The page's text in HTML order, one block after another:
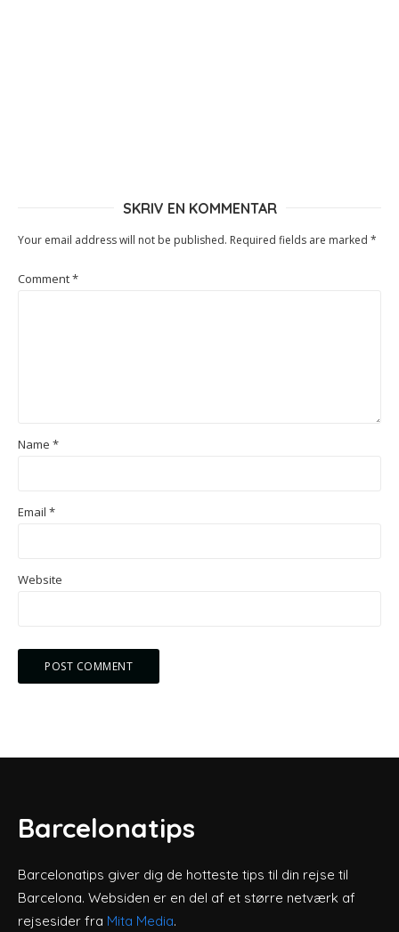
SKRIV EN KOMMENTAR
Your email address will not be published. Required fields are marked *
Comment*
Name *
Email *
Website
Barcelonatips
Barcelonatips giver dig de hotteste tips til din rejse til
Barcelona. Websiden er en del af et større netværk af
rejsesider fra Mita Media.